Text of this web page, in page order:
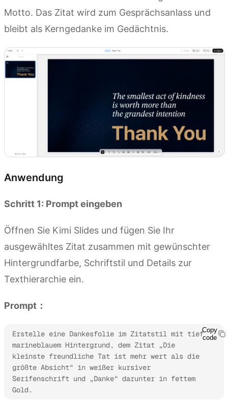
Motto. Das Zitat wird zum Gesprächsanlass und
bleibt als Kerngedanke im Gedächtnis.
Anwendung
Schritt 1: Prompt eingeben
Öffnen Sie Kimi Slides und fügen Sie Ihr
ausgewähltes Zitat zusammen mit gewünschter
Hintergrundfarbe, Schriftstil und Details zur
Texthierarchie ein.
Prompt：
Erstelle eine Dankesfolie im Zitatstil mit tief
marineblauem Hintergrund, dem Zitat „Die
kleinste freundliche Tat ist mehr wert als die
größte Absicht“ in weißer kursiver
Serifenschrift und „Danke“ darunter in fettem
Gold.
Copy
code